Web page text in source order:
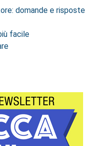
domande e risposte
facile